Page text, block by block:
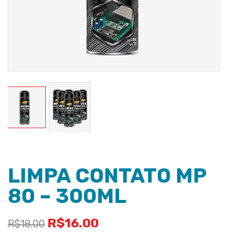
LIMPA CONTATO MP
80 – 300ML
R$18.00 R$16.00